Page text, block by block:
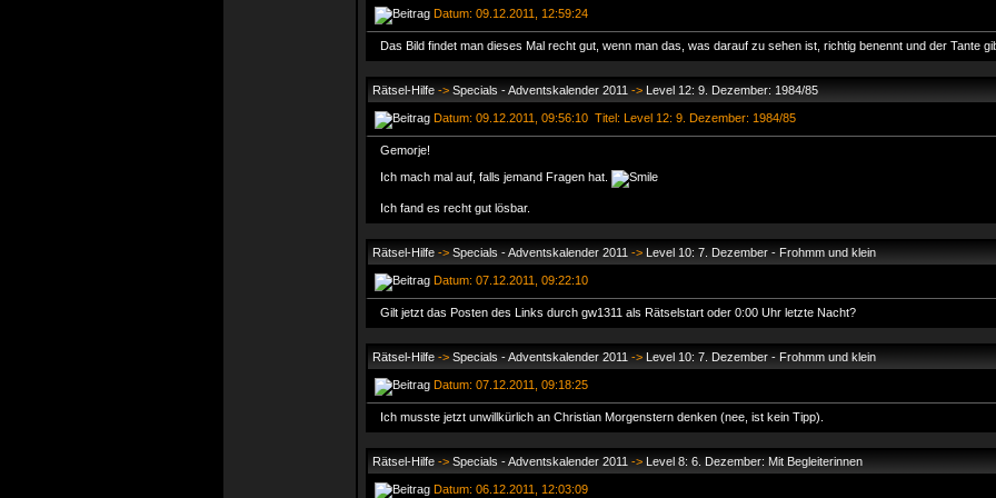
Datum: 09.12.2011, 12:59:24
Das Bild findet man dieses Mal recht gut, wenn man das, was darauf zu sehen ist, richtig benennt und der Tante
Rätsel-Hilfe -> Specials - Adventskalender 2011 -> Level 12: 9. Dezember: 1984/85
Datum: 09.12.2011, 09:56:10 Titel: Level 12: 9. Dezember: 1984/85
Gemorje!
Ich mach mal auf, falls jemand Fragen hat.
Ich fand es recht gut lösbar.
Rätsel-Hilfe -> Specials - Adventskalender 2011 -> Level 10: 7. Dezember - Frohmm und klein
Datum: 07.12.2011, 09:22:10
Gilt jetzt das Posten des Links durch gw1311 als Rätselstart oder 0:00 Uhr letzte Nacht?
Rätsel-Hilfe -> Specials - Adventskalender 2011 -> Level 10: 7. Dezember - Frohmm und klein
Datum: 07.12.2011, 09:18:25
Ich musste jetzt unwillkürlich an Christian Morgenstern denken (nee, ist kein Tipp).
Rätsel-Hilfe -> Specials - Adventskalender 2011 -> Level 8: 6. Dezember: Mit Begleiterinnen
Datum: 06.12.2011, 12:03:09